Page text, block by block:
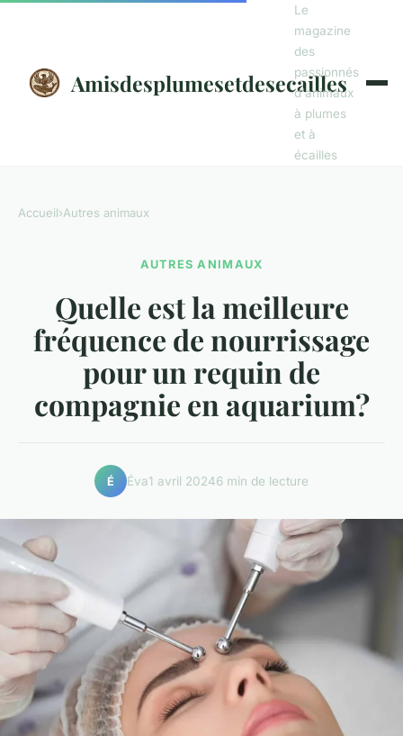
Amisdesplumesetdesecailles
Le
magazine
des
passionnés
d'animaux
à plumes
et à
écailles
Accueil›Autres animaux
AUTRES ANIMAUX
Quelle est la meilleure
fréquence de nourrissage
pour un requin de
compagnie en aquarium?
É Éva1 avril 20246 min de lecture